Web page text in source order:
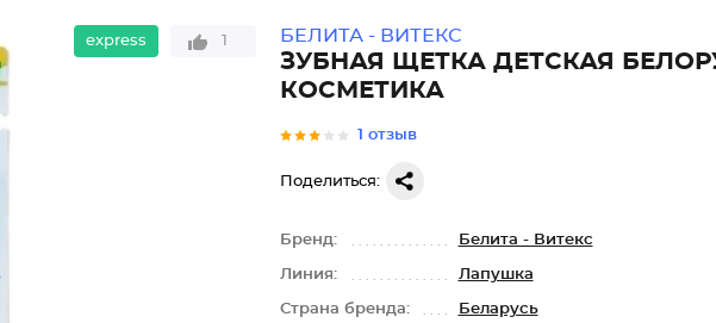
express 1 БЕЛИТА - ВИТЕКС
ЗУБНАЯ ЩЕТКА ДЕТСКАЯ
КОСМЕТИКА
1 отзыв
Поделиться:
Бренд: Белита - Витекс
Линия: Лапушка
Страна бренда: Беларусь